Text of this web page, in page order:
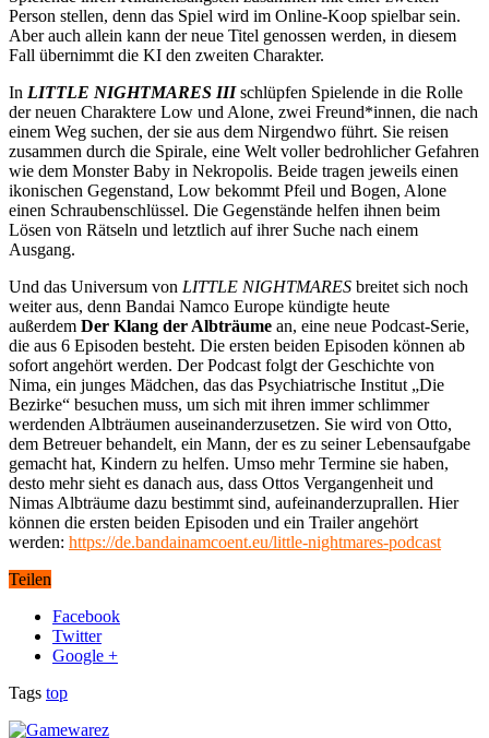
Person stellen, denn das Spiel wird im Online-Koop spielbar sein.
Aber auch allein kann der neue Titel genossen werden, in diesem
Fall übernimmt die KI den zweiten Charakter.
In LITTLE NIGHTMARES IIIschlüpfen Spielende in die Rolle
der neuen Charaktere Low und Alone, zwei Freund*innen, die nach
einem Weg suchen, der sie aus dem Nirgendwo führt. Sie reisen
zusammen durch die Spirale, eine Welt voller bedrohlicher Gefahren
wie dem Monster Baby in Nekropolis. Beide tragen jeweils einen
ikonischen Gegenstand, Low bekommt Pfeil und Bogen, Alone
einen Schraubenschlüssel. Die Gegenstände helfen ihnen beim
Lösen von Rätseln und letztlich auf ihrer Suche nach einem
Ausgang.
Und das Universum von LITTLE NIGHTMARES breitet sich noch
weiter aus, denn Bandai Namco Europe kündigte heute
außerdem Der Klang der Albträume an, eine neue Podcast-Serie,
die aus 6 Episoden besteht. Die ersten beiden Episoden können ab
sofort angehört werden. Der Podcast folgt der Geschichte von
Nima, ein junges Mädchen, das das Psychiatrische Institut „Die
Bezirke“ besuchen muss, um sich mit ihren immer schlimmer
werdenden Albträumen auseinanderzusetzen. Sie wird von Otto,
dem Betreuer behandelt, ein Mann, der es zu seiner Lebensaufgabe
gemacht hat, Kindern zu helfen. Umso mehr Termine sie haben,
desto mehr sieht es danach aus, dass Ottos Vergangenheit und
Nimas Albträume dazu bestimmt sind, aufeinanderzuprallen. Hier
können die ersten beiden Episoden und ein Trailer angehört
werden: https://de.bandainamcoent.eu/little-nightmares-podcast
Teilen
Facebook
Twitter
Google +
Tags top